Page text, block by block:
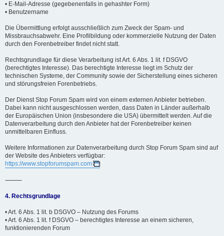
• E-Mail-Adresse (gegebenenfalls in gehashter Form)
• Benutzername
Die Übermittlung erfolgt ausschließlich zum Zweck der Spam- und
Missbrauchsabwehr. Eine Profilbildung oder kommerzielle Nutzung der Daten
durch den Forenbetreiber findet nicht statt.
Rechtsgrundlage für diese Verarbeitung ist Art. 6 Abs. 1 lit. f DSGVO
(berechtigtes Interesse). Das berechtigte Interesse liegt im Schutz der
technischen Systeme, der Community sowie der Sicherstellung eines sicheren
und störungsfreien Forenbetriebs.
Der Dienst Stop Forum Spam wird von einem externen Anbieter betrieben.
Dabei kann nicht ausgeschlossen werden, dass Daten in Länder außerhalb
der Europäischen Union (insbesondere die USA) übermittelt werden. Auf die
Datenverarbeitung durch den Anbieter hat der Forenbetreiber keinen
unmittelbaren Einfluss.
Weitere Informationen zur Datenverarbeitung durch Stop Forum Spam sind auf
der Website des Anbieters verfügbar:
https://www.stopforumspam.com
⸻
4. Rechtsgrundlage
• Art. 6 Abs. 1 lit. b DSGVO – Nutzung des Forums
• Art. 6 Abs. 1 lit. f DSGVO – berechtigtes Interesse an einem sicheren,
funktionierenden Forum